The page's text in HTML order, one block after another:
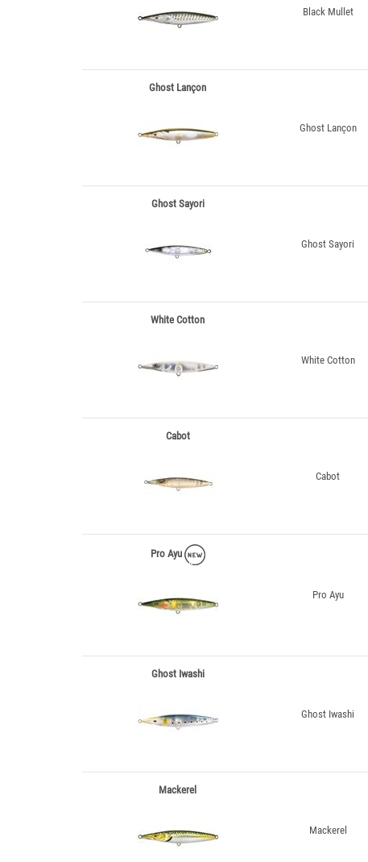
Black Mullet
Ghost Lançon
Ghost Lançon
Ghost Sayori
Ghost Sayori
White Cotton
White Cotton
Cabot
Cabot
Pro Ayu
Pro Ayu
Ghost Iwashi
Ghost Iwashi
Mackerel
Mackerel